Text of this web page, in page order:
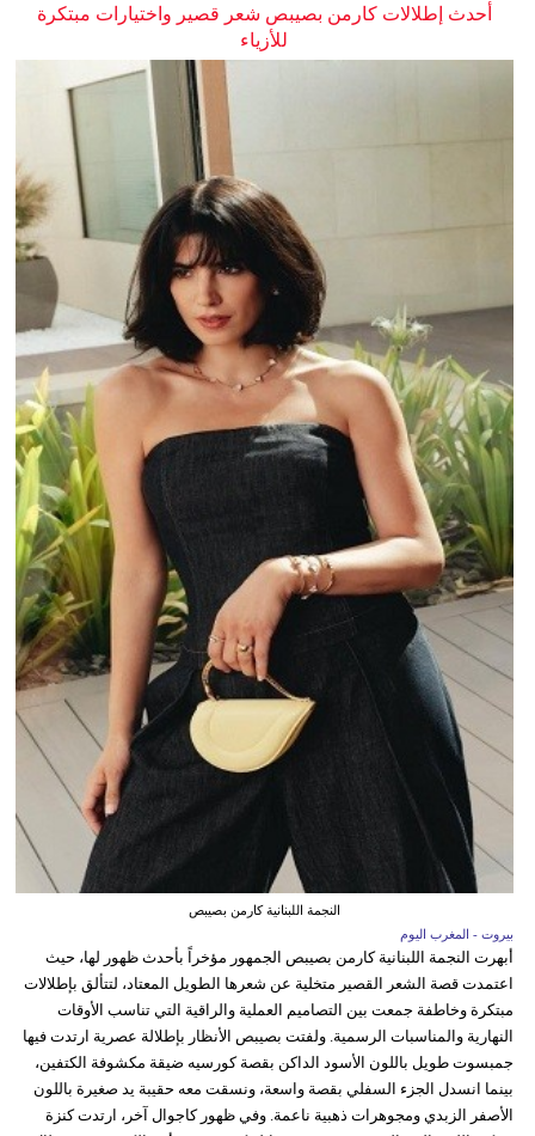
أحدث إطلالات كارمن بصيبص شعر قصير واختيارات مبتكرة
للأزياء
النجمة اللبنانية كارمن بصيبص
بيروت - المغرب اليوم
أبهرت النجمة اللبنانية كارمن بصيبص الجمهور مؤخراً بأحدث ظهور لها، حيث
اعتمدت قصة الشعر القصير متخلية عن شعرها الطويل المعتاد، لتتألق بإطلالات
مبتكرة وخاطفة جمعت بين التصاميم العملية والراقية التي تناسب الأوقات
النهارية والمناسبات الرسمية. ولفتت بصيبص الأنظار بإطلالة عصرية ارتدت فيها
جمبسوت طويل باللون الأسود الداكن بقصة كورسيه ضيقة مكشوفة الكتفين،
بينما انسدل الجزء السفلي بقصة واسعة، ونسقت معه حقيبة يد صغيرة باللون
الأصفر الزبدي ومجوهرات ذهبية ناعمة. وفي ظهور كاجوال آخر، ارتدت كنزة